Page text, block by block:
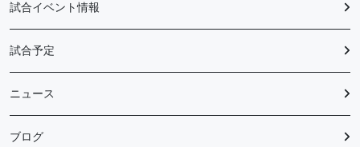
試合イベント情報
試合予定
ニュース
ブログ